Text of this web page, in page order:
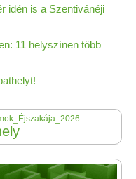
idén is a Szentivánéji
11 helyszínen több